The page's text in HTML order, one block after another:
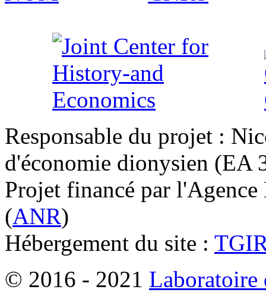
Responsable du projet :
d'économie dionysien
Projet financé par l'Agence
(ANR)
Hébergement du site :
© 2016 - 2021 Laboratoire